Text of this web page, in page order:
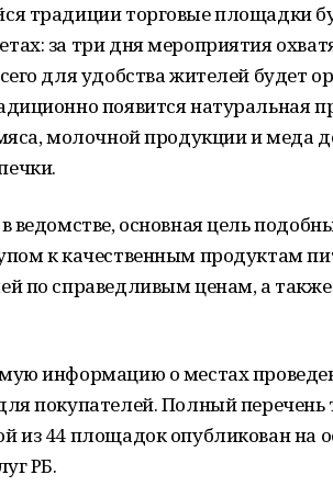
традиции торговые площадки
за три дня мероприятия
для удобства жителей будет
появится натуральная
молочной продукции и меда
ведомстве, основная цель
к качественным продуктам
по справедливым ценам, а
информацию о местах
покупателей. Полный
из 44 площадок опубликован на
РБ.